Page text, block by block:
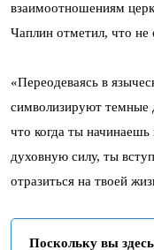
взаимоотношениям
Чаплин отметил, что
«Переодеваясь в
символизируют темные
что когда ты
духовную силу, ты
отразиться на твоей
Поскольку вы